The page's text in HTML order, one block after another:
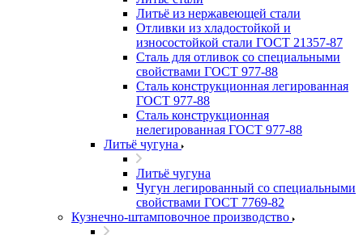
Литьё из нержавеющей стали
Отливки из хладостойкой и
износостойкой стали ГОСТ 21357-87
Сталь для отливок со специальными
свойствами ГОСТ 977-88
Сталь конструкционная легированная
ГОСТ 977-88
Сталь конструкционная
нелегированная ГОСТ 977-88
Литьё чугуна
Литьё чугуна
Чугун легированный со специальными
свойствами ГОСТ 7769-82
Кузнечно-штамповочное производство